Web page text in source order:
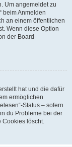
Um angemeldet zu
beim Anmelden
an einem öffentlichen
Wenn diese Option
der Board-
hat und die dafür
ermöglichen
Status – sofern
du Probleme bei der
Cookies löscht.